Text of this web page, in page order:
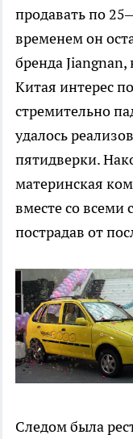
продавать по
временем он
бренда Jiangnan,
Китая интерес
стремительно
удалось
пятидверки.
материнская
вместе со
пострадав от
Следом была